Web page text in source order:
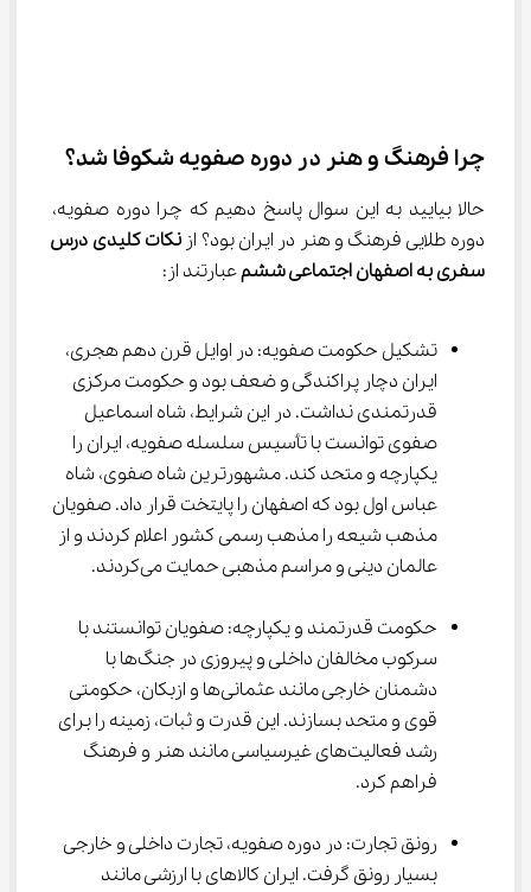
چرا فرهنگ و هنر در دوره صفویه شکوفا شد؟
حالا بیایید به این سوال پاسخ دهیم که چرا دوره صفویه،
دوره طلایی فرهنگ و هنر در ایران بود؟ از نکات کلیدی درس
سفری به اصفهان اجتماعی ششم عبارتند از:
تشکیل حکومت صفویه: در اوایل قرن دهم هجری،
ایران دچار پراکندگی و ضعف بود و حکومت مرکزی
قدرتمندی نداشت. در این شرایط، شاه اسماعیل
صفوی توانست با تأسیس سلسله صفویه، ایران را
یکپارچه و متحد کند. مشهورترین شاه صفوی، شاه
عباس اول بود که اصفهان را پایتخت قرار داد. صفویان
مذهب شیعه را مذهب رسمی کشور اعلام کردند و از
عالمان دینی و مراسم مذهبی حمایت می‌کردند.
حکومت قدرتمند و یکپارچه: صفویان توانستند با
سرکوب مخالفان داخلی و پیروزی در جنگ‌ها با
دشمنان خارجی مانند عثمانی‌ها و ازبکان، حکومتی
قوی و متحد بسازند. این قدرت و ثبات، زمینه را برای
رشد فعالیت‌های غیرسیاسی مانند هنر و فرهنگ
فراهم کرد.
رونق تجارت: در دوره صفویه، تجارت داخلی و خارجی
بسیار رونق گرفت. ایران کالاهای با ارزشی مانند